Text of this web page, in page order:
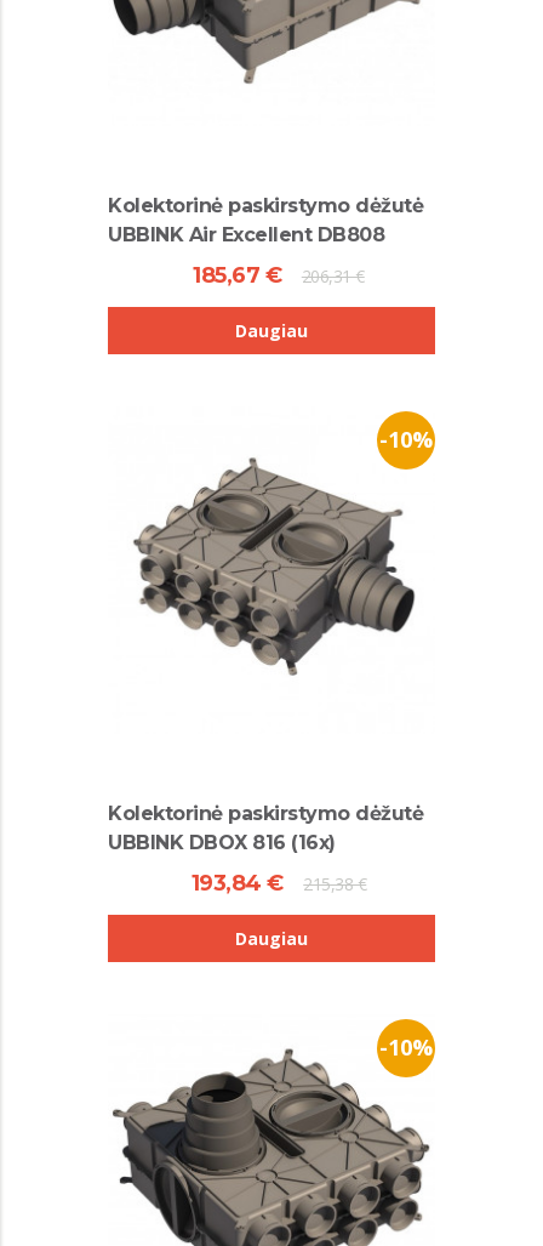
Kolektorinė paskirstymo dėžutė
UBBINK Air Excellent DB808
185,67 € 206,31 €
Daugiau
-10%
Kolektorinė paskirstymo dėžutė
UBBINK DBOX 816 (16x)
193,84 € 215,38 €
Daugiau
-10%